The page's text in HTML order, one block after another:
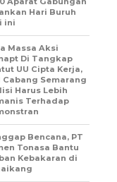
Hari Buruh
ini
Massa Aksi
Di Tangkap
UU Cipta Kerja,
Cabang Semarang
Harus Lebih
Terhadap
Bencana, PT
Tonasa Bantu
Kebakaran di